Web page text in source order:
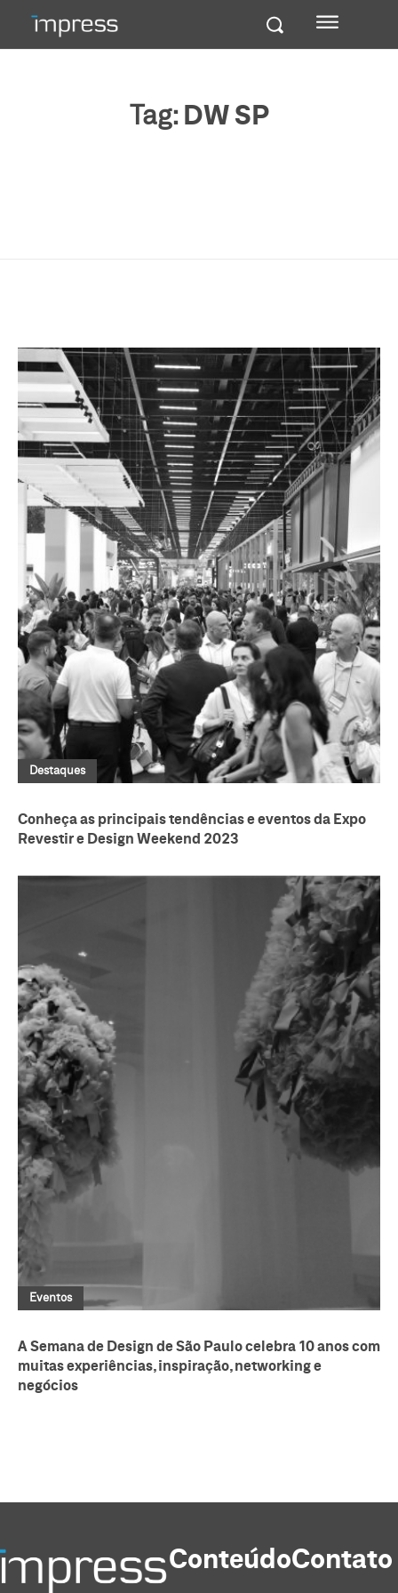
Tag: DW SP
Destaques
Conheça as principais tendências e eventos da Expo
Revestir e Design Weekend 2023
Eventos
A Semana de Design de São Paulo celebra 10 anos com
muitas experiências, inspiração, networking e
negócios
ConteúdoContato